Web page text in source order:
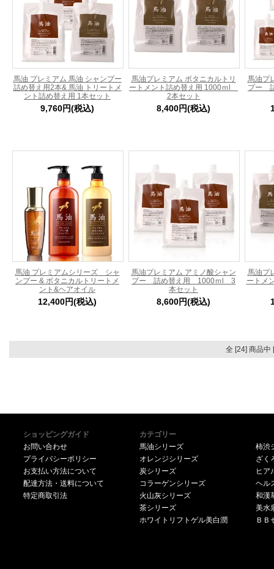
馬油 プレミアム 馬油 シャンプー
詰め替え用2本& 馬油 トリートメ
ント詰め替え用 1本セット
9,760円(税込)
馬油プレミアム ボタニカルトリ
ートメント詰め替え用 1000ｍl
2本セット
8,400円(税込)
馬油プ
プー
馬油 プレミアムシリーズ シャ
ンプー & ボタニカルトリートメ
ント&ヘアオイル
12,400円(税込)
馬油プレミアム アミノ酸シャン
プー 詰め替え用 1000ｍl 3
本セット
8,600円(税込)
馬油プ
ートメ
全 [24] 商品中
ショッピングガイド
お問い合わせ
プライバシーポリシー
お支払い方法について
配達方法・送料について
特定商取引法
カテゴリー
馬油シリーズ
オレンジシリーズ
炭シリーズ
コラーゲンシリーズ
火山灰シリーズ
茶シリーズ
ホワイトリフトゲル美白潤
柿渋
ざく
ヒア
ヘル
和漢
美水
ＢＢ